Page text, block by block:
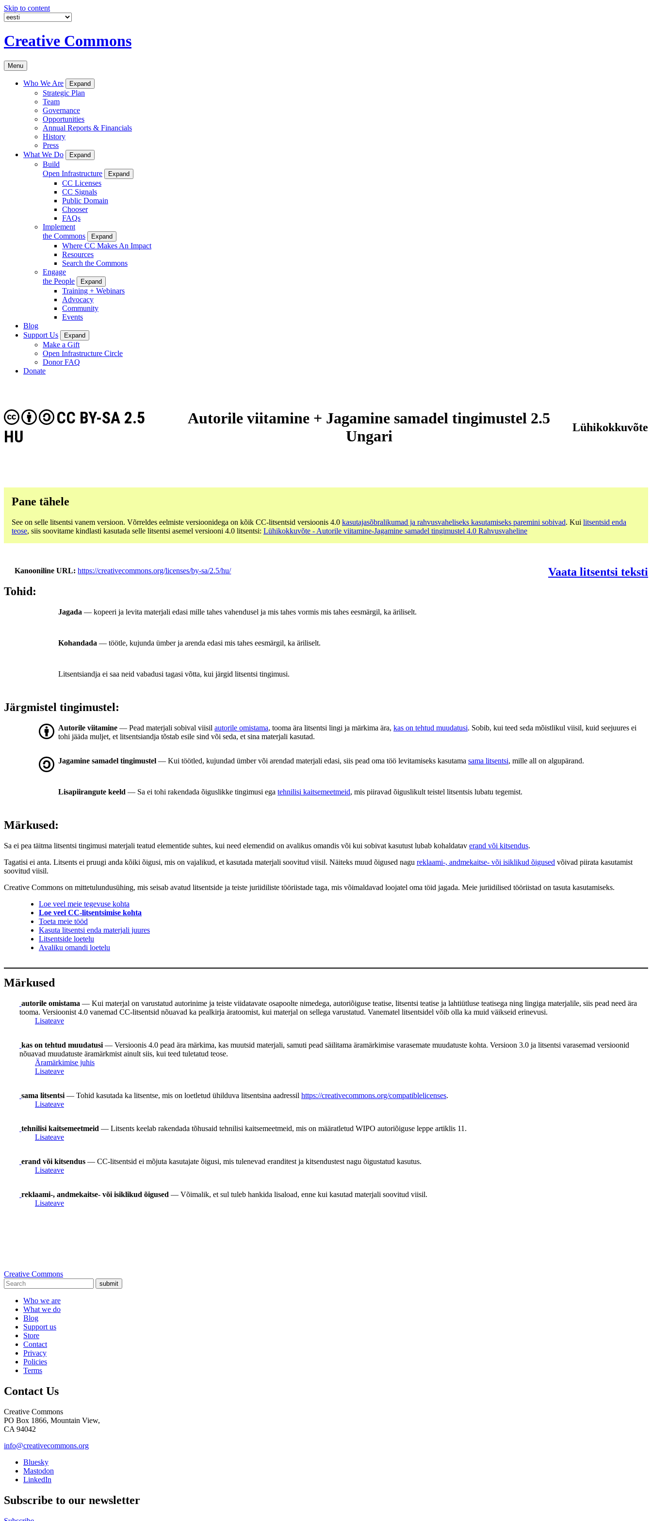
Skip to content
Creative Commons
Menu
Who We Are Expand
Strategic Plan
Team
Governance
Opportunities
Annual Reports & Financials
History
Press
What We Do
Expand
Build
Open Infrastructure
Expand
CC Licenses
CC Signals
Public Domain
Chooser
FAQs
Implement
the Commons
Expand
Where CC Makes An Impact
Resources
Search the Commons
Engage
the People
Expand
Training + Webinars
Advocacy
Community
Events
Blog
Support Us
Expand
Make a Gift
Open Infrastructure Circle
Donor FAQ
Donate
Autorile viitamine + Jagamine samadel tingimustel 2.5
Ungari
CC BY-SA 2.5
HU
Lühikokkuvõte
Pane tähele
See on selle litsentsi vanem versioon. Võrreldes eelmiste versioonidega on kõik CC-litsentsid versioonis 4.0 kasutajasõbralikumad ja rahvusvaheliseks kasutamiseks paremini sobivad. Kui litsentsid enda
teose, siis soovitame kindlasti kasutada selle litsentsi asemel versiooni 4.0 litsentsi: Lühikokkuvõte - Autorile viitamine-Jagamine samadel tingimustel 4.0 Rahvusvaheline
Kanooniline URL https://creativecommons.org/licenses/by-sa/2.5/hu/
Vaata litsentsi teksti
Tohid:
Jagada — kopeeri ja levita materjali edasi mille tahes vahendusel ja mis tahes vormis mis tahes eesmärgil, ka äriliselt.
Kohandada — töötle, kujunda ümber ja arenda edasi mis tahes eesmärgil, ka äriliselt.
Litsentsiandja ei saa neid vabadusi tagasi võtta, kui järgid litsentsi tingimusi.
Järgmistel tingimustel:
Autorile viitamine — Pead materjali sobival viisil autorile omistama, tooma ära litsentsi lingi ja märkima ära, kas on tehtud muudatusi. Sobib, kui teed seda mõistlikul viisil, kuid seejuures ei
tohi jääda muljet, et litsentsiandja tõstab esile sind või seda, et sina materjali kasutad.
Jagamine samadel tingimustel — Kui töötled, kujundad ümber või arendad materjali edasi, siis pead oma töö levitamiseks kasutama sama litsentsi, mille all on algupärand.
Lisapiirangute keeld — Sa ei tohi rakendada õiguslikke tingimusi ega tehnilisi kaitsemeetmeid, mis piiravad õiguslikult teistel litsentsis lubatu tegemist.
Märkused:
Sa ei pea täitma litsentsi tingimusi materjali teatud elementide suhtes, kui need elemendid on avalikus omandis või kui sobivat kasutust lubab kohaldatav erand või kitsendus.
Tagatisi ei anta. Litsents ei pruugi anda kõiki õigusi, mis on vajalikud, et kasutada materjali soovitud viisil. Näiteks muud õigused nagu reklaami-, andmekaitse- või isiklikud õigused võivad piirata kasutamist
soovitud viisil.
Creative Commons on mittetulundusühing, mis seisab avatud litsentside ja teiste juriidiliste tööriistade taga, mis võimaldavad loojatel oma töid jagada. Meie juriidilised tööriistad on tasuta kasutamiseks.
Loe veel meie tegevuse kohta
Loe veel CC-litsentsimise kohta
Toeta meie tööd
Kasuta litsentsi enda materjali juures
Litsentside loetelu
Avaliku omandi loetelu
Märkused
autorile omistama — Kui materjal on varustatud autorinime ja teiste viidatavate osapoolte nimedega, autoriõiguse teatise, litsentsi teatise ja lahtiütluse teatisega ning lingiga materjalile, siis pead need ära
tooma. Versioonist 4.0 vanemad CC-litsentsid nõuavad ka pealkirja äratoomist, kui materjal on sellega varustatud. Vanematel litsentsidel võib olla ka muid väikseid erinevusi.
Lisateave
kas on tehtud muudatusi — Versioonis 4.0 pead ära märkima, kas muutsid materjali, samuti pead säilitama äramärkimise varasemate muudatuste kohta. Versioon 3.0 ja litsentsi varasemad versioonid
nõuavad muudatuste äramärkmist ainult siis, kui teed tuletatud teose.
Äramärkimise juhis
Lisateave
sama litsentsi — Tohid kasutada ka litsentse, mis on loetletud ühilduva litsentsina aadressil https://creativecommons.org/compatiblelicenses.
Lisateave
tehnilisi kaitsemeetmeid — Litsents keelab rakendada tõhusaid tehnilisi kaitsemeetmeid, mis on määratletud WIPO autoriõiguse leppe artiklis 11.
Lisateave
erand või kitsendus — CC-litsentsid ei mõjuta kasutajate õigusi, mis tulenevad eranditest ja kitsendustest nagu õigustatud kasutus.
Lisateave
reklaami-, andmekaitse- või isiklikud õigused — Võimalik, et sul tuleb hankida lisaload, enne kui kasutad materjali soovitud viisil.
Lisateave
Creative Commons
submit
Who we are
What we do
Blog
Support us
Store
Contact
Privacy
Policies
Terms
Contact Us
Creative Commons
PO Box 1866, Mountain View,
CA 94042
info@creativecommons.org
Bluesky
Mastodon
LinkedIn
Subscribe to our newsletter